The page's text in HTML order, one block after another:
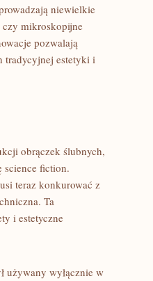
niewielkie
mikroskopijne
pozwalają
tradycyjnej estetyki i
obrączek ślubnych,
science fiction.
teraz konkurować z
Ta
i estetyczne
używany wyłącznie w